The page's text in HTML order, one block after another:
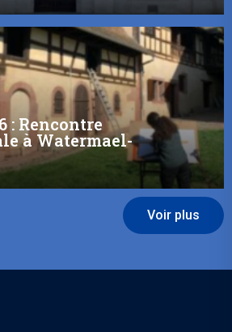
: Rencontre
à Watermael-
Voir plus